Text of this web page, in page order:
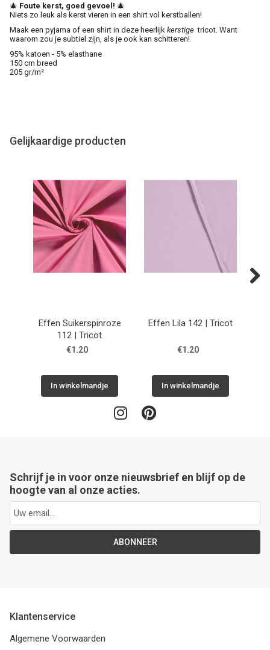
🎄 Foute kerst, goed gevoel! 🎄
Niets zo leuk als kerst vieren in een shirt vol kerstballen!
Maak een pyjama of een shirt in deze heerlijk kerstige tricot. Want
waarom zou je subtiel zijn, als je ook kan schitteren!
95% katoen - 5% elasthane
150 cm breed
205 gr/m²
Gelijkaardige producten
Effen Suikerspinroze
112 | Tricot
€1.20
In winkelmandje
Effen Lila 142 | Tricot
€1.20
In winkelmandje
Schrijf je in voor onze nieuwsbrief en blijf op de
hoogte van al onze acties.
ABONNEER
Klantenservice
Algemene Voorwaarden